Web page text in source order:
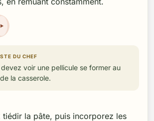
DU CHEF
devez voir une pellicule se former au
la casserole.
tiédir la pâte, puis incorporez les